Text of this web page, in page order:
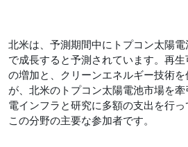
北米は、予測期間中にトプコン太陽
で成長すると予測されています。再
の増加と、クリーンエネルギー技術
が、北米のトプコン太陽電池市場を
電インフラと研究に多額の支出を行っ
この分野の主要な参加者です。